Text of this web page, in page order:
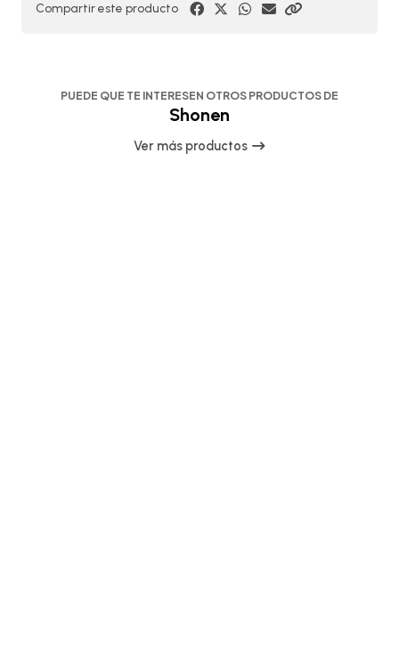
Compartir este producto
PUEDE QUE TE INTERESEN OTROS PRODUCTOS DE
Shonen
Ver más productos